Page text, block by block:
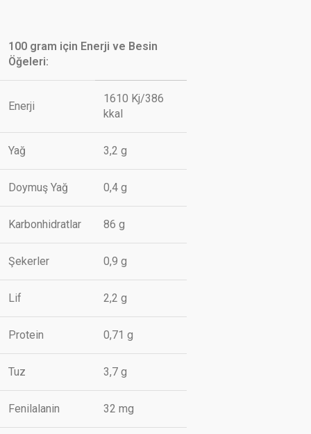
100 gram için Enerji ve Besin
Öğeleri:
Enerji
1610 Kj/386
kkal
Yağ 3,2 g
Doymuş Yağ 0,4 g
Karbonhidratlar 86 g
Şekerler 0,9 g
Lif 2,2 g
Protein 0,71 g
Tuz 3,7 g
Fenilalanin 32 mg